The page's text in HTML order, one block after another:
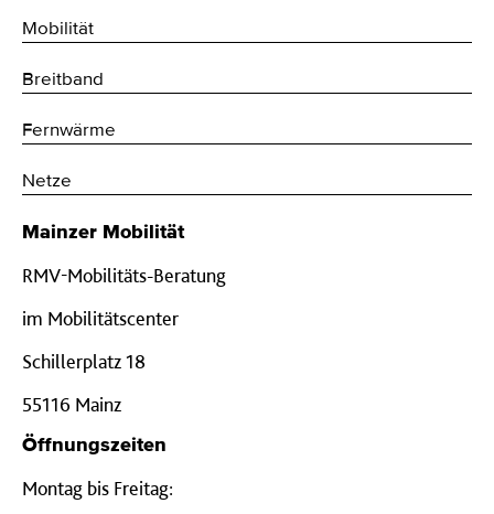
Mobilität
Breitband
Fernwärme
Netze
Mainzer Mobilität
RMV-Mobilitäts-Beratung
im Mobilitätscenter
Schillerplatz 18
55116 Mainz
Öffnungszeiten
Montag bis Freitag: